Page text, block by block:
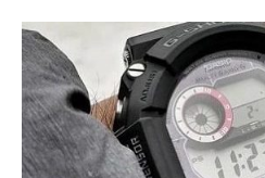
содержимому